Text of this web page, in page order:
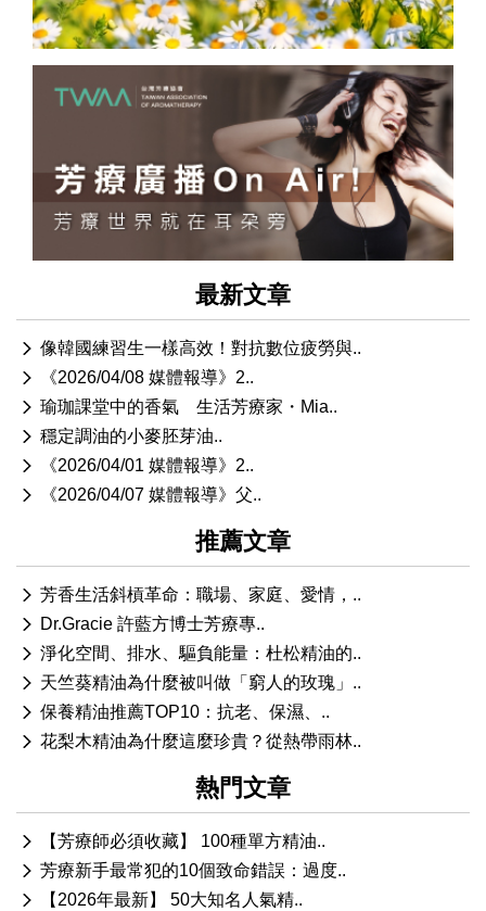
最新文章
像韓國練習生一樣高效！對抗數位疲勞與..
《2026/04/08 媒體報導》2..
瑜珈課堂中的香氣 生活芳療家・Mia..
穩定調油的小麥胚芽油..
《2026/04/01 媒體報導》2..
《2026/04/07 媒體報導》父..
推薦文章
芳香生活斜槓革命：職場、家庭、愛情，..
Dr.Gracie 許藍方博士芳療專..
淨化空間、排水、驅負能量：杜松精油的..
天竺葵精油為什麼被叫做「窮人的玫瑰」..
保養精油推薦TOP10：抗老、保濕、..
花梨木精油為什麼這麼珍貴？從熱帶雨林..
熱門文章
【芳療師必須收藏】 100種單方精油..
芳療新手最常犯的10個致命錯誤：過度..
【2026年最新】 50大知名人氣精..